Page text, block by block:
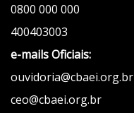
0800 000 000
400403003
e-mails Oficiais:
ouvidoria@cbaei.org.br
ceo@cbaei.org.br